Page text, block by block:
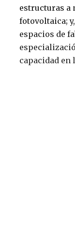
estructuras a
fotovoltaica;
espacios de
capacidad en